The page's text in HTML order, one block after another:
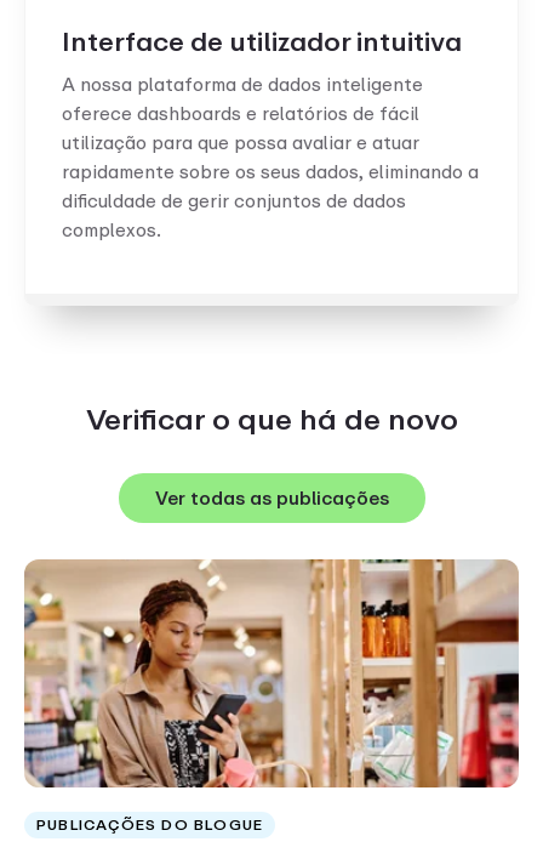
Interface de utilizador intuitiva
A nossa plataforma de dados inteligente
oferece dashboards e relatórios de fácil
utilização para que possa avaliar e atuar
rapidamente sobre os seus dados, eliminando a
dificuldade de gerir conjuntos de dados
complexos.
Verificar o que há de novo
Ver todas as publicações
PUBLICAÇÕES DO BLOGUE